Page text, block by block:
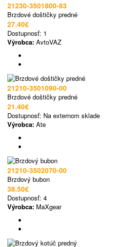
21230-3501800-83
Brzdové doštičky predné
27.40€
Dostupnosť: 1
Výrobca: AvtoVAZ
21210-3501090-00
Brzdové doštičky predné
21.40€
Dostupnosť: Na externom sklade
Výrobca: Ate
21210-3502070-00
Brzdový bubon
38.50€
Dostupnosť: 4
Výrobca: MaXgear